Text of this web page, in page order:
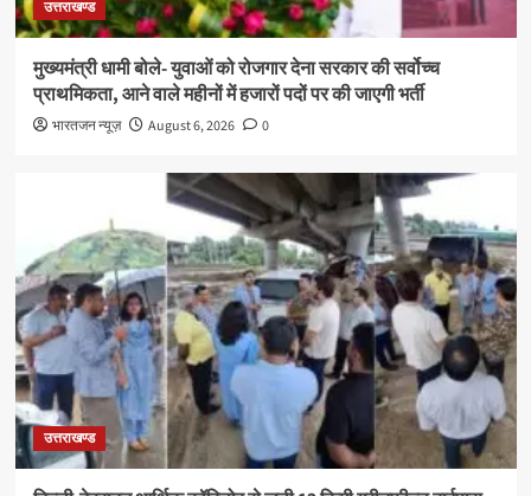
उत्तराखण्ड
मुख्यमंत्री धामी बोले- युवाओं को रोजगार देना सरकार की सर्वोच्च
प्राथमिकता, आने वाले महीनों में हजारों पदों पर की जाएगी भर्ती
भारतजन न्यूज़ August 6, 2026 0
उत्तराखण्ड